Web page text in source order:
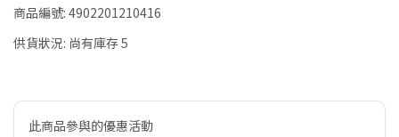
商品編號: 4902201210416
供貨狀況: 尚有庫存 5
此商品參與的優惠活動